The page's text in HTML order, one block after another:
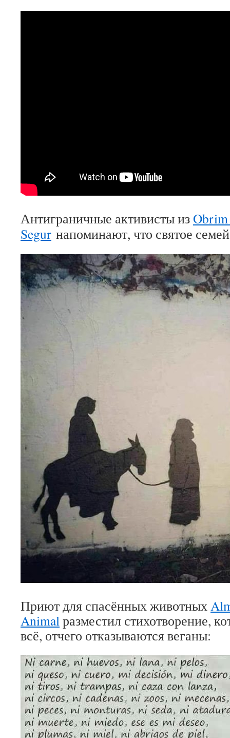
Антиграничные активисты изObrim
Segur напоминают, что святое
Приют для спасённых животных
Animalразместил стихотворение,
всё, отчего отказываются веганы: